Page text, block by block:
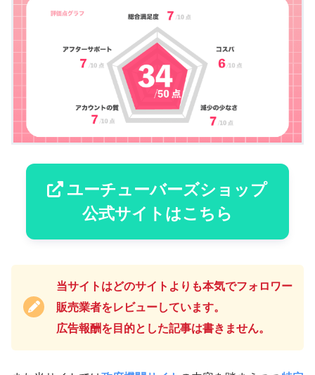
ユーチューバーズショップ
公式サイトはこちら
当サイトはどのサイトよりも本気でフォロワー
販売業者をレビューしています。
広告報酬を目的とした記事は書きません。